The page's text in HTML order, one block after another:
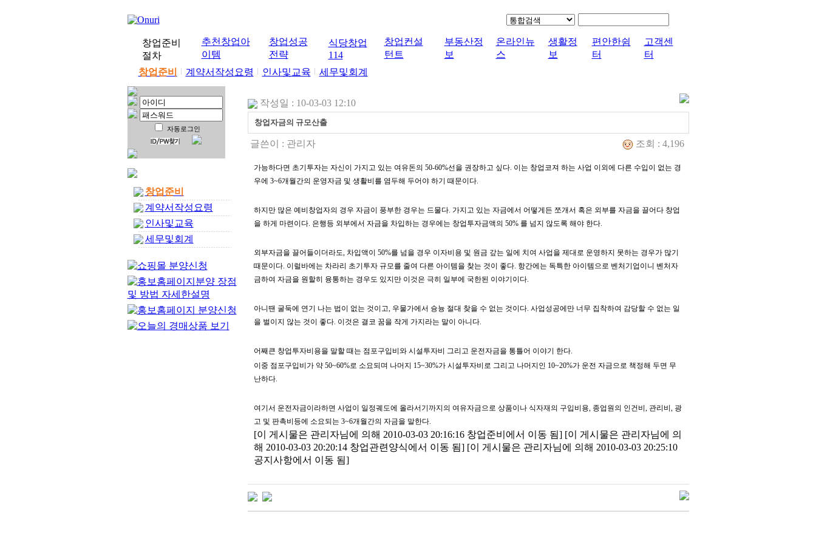
창업준비
절차
추천창업아
이템
창업성공
전략
식당창업
114
창업컨설
턴트
부동산정
보
온라인뉴
스
생활정
보
편안한쉼
터
고객센
터
창업준비
계약서작성요령 인사및교육 세무및회계
자동로그인
창업준비
계약서작성요령
인사및교육
세무및회계
작성일 : 10-03-03 12:10
창업자금의 규모산출
글쓴이 : 관리자 조회 : 4,196
가능하다면 초기투자는 자신이 가지고 있는 여유돈의 50-60%선을 권장하고 싶다. 이는 창업코져 하는 사업 이외에 다른 수입이 없는 경
우에 3~6개월간의 운영자금 및 생활비를 염두해 두어야 하기 때문이다.
하지만 많은 예비창업자의 경우 자금이 풍부한 경우는 드물다. 가지고 있는 자금에서 어떻게든 쪼개서 혹은 외부를 자금을 끌어다 창업
을 하게 마련이다. 은행등 외부에서 자금을 차입하는 경우에는 창업투자금액의 50% 를 넘지 않도록 해야 한다.
외부자금을 끌어들이더라도, 차입액이 50%를 넘을 경우 이자비용 및 원금 갚는 일에 치여 사업을 제대로 운영하지 못하는 경우가 많기
때문이다. 이럴바에는 차라리 초기투자 규모를 줄여 다른 아이템을 찾는 것이 좋다. 항간에는 독특한 아이템으로 벤처기업이니 벤처자
금하여 자금을 원할히 융통하는 경우도 있지만 이것은 극히 일부에 국한된 이야기이다.
아니땐 굴둑에 연기 나는 법이 없는 것이고, 우물가에서 슝늉 절대 찾을 수 없는 것이다. 사업성공에만 너무 집착하여 감당할 수 없는 일
을 벌이지 않는 것이 좋다. 이것은 결코 꿈을 작게 가지라는 말이 아니다.
어째큰 창업투자비용을 말할 때는 점포구입비와 시설투자비 그리고 운전자금을 통틀어 이야기 한다.
이중 점포구입비가 약 50~60%로 소요되며 나머지 15~30%가 시설투자비로 그리고 나머지인 10~20%가 운전 자금으로 책정해 두면 무
난하다.
여기서 운전자금이라하면 사업이 일정궤도에 올라서기까지의 여유자금으로 상품이나 식자재의 구입비용, 종업원의 인건비, 관리비, 광
고 및 판촉비등에 소요되는 3~6개월간의 자금을 말한다.
[이 게시물은 관리자님에 의해 2010-03-03 20:16:16 창업준비에서 이동 됨] [이 게시물은 관리자님에 의
해 2010-03-03 20:20:14 창업관련양식에서 이동 됨] [이 게시물은 관리자님에 의해 2010-03-03 20:25:10
공지사항에서 이동 됨]